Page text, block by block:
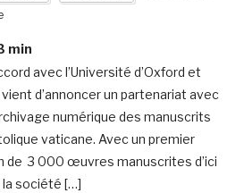
min
avec l’Université d’Oxford et
d’annoncer un partenariat avec
numérique des manuscrits
vaticane. Avec un premier
de 3 000 œuvres manuscrites d’ici
la société […]